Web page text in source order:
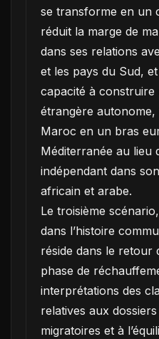
se transforme en un
réduit la marge de
dans ses relations
et les pays du Sud,
capacité à construire
étrangère
Maroc en un bras
Méditerranée au lieu
indépendant dans
africain et arabe.
Le troisième
dans l’histoire
réside dans le retour
phase de
interprétations des
relatives aux
migratoires et à